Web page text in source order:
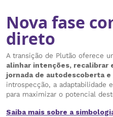
Nova fase
direto
A transição de Plutão oferece
alinhar intenções, recalibrar
jornada de autodescoberta
introspecção, a adaptabilidade
para maximizar o potencial
Saiba mais sobre a